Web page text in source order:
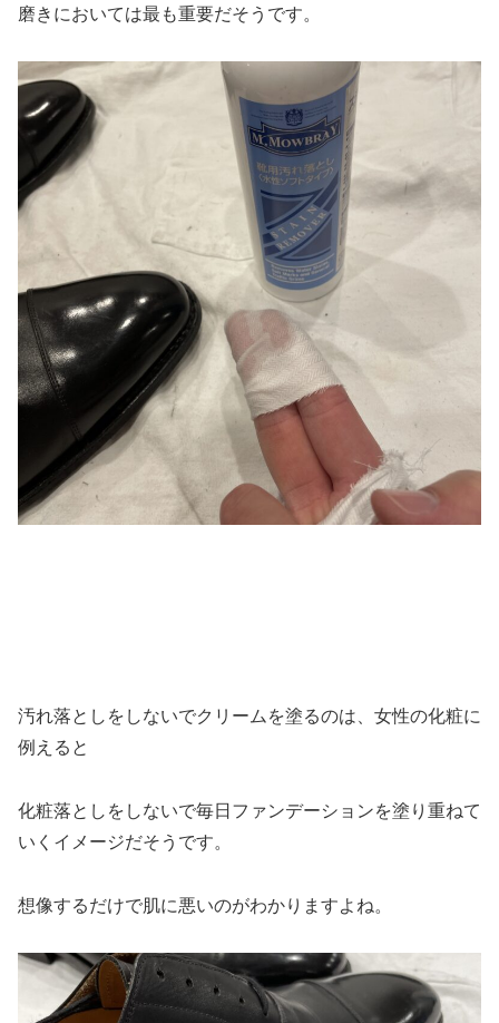
磨きにおいては最も重要だそうです。
汚れ落としをしないでクリームを塗るのは、女性の化粧に
例えると
化粧落としをしないで毎日ファンデーションを塗り重ねて
いくイメージだそうです。
想像するだけで肌に悪いのがわかりますよね。